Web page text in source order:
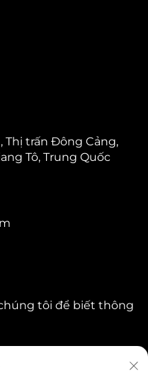
Thị trấn Đông Cảng,
Tô, Trung Quốc
tôi để biết thông